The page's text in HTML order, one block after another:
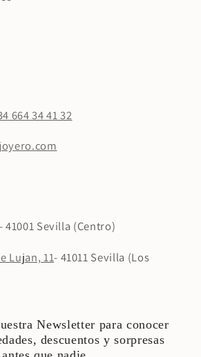
664 34 41 32
- 41001 Sevilla (Centro)
Lujan, 11- 41011 Sevilla (Los
Newsletter para conocer
descuentos y sorpresas